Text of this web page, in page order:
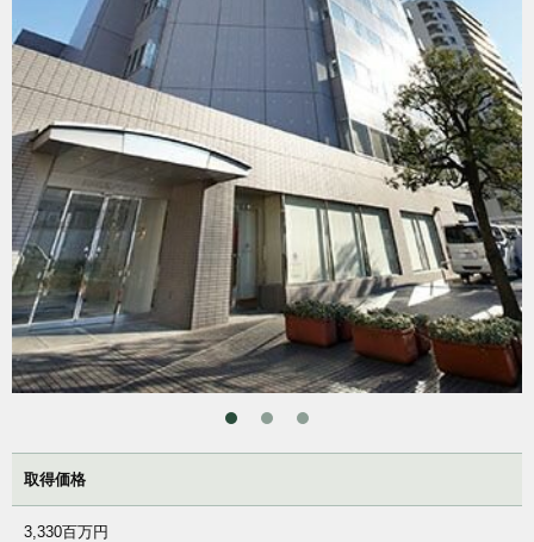
取得価格
3,330百万円